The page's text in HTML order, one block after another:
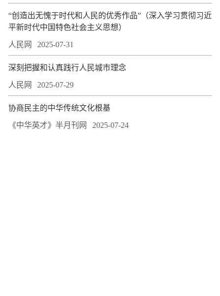
“创造出无愧于时代和人民的优秀作品”（深入学习贯彻习近
平新时代中国特色社会主义思想）
人民网 2025-07-31
深刻把握和认真践行人民城市理念
人民网 2025-07-29
协商民主的中华传统文化根基
《中华英才》半月刊网 2025-07-24